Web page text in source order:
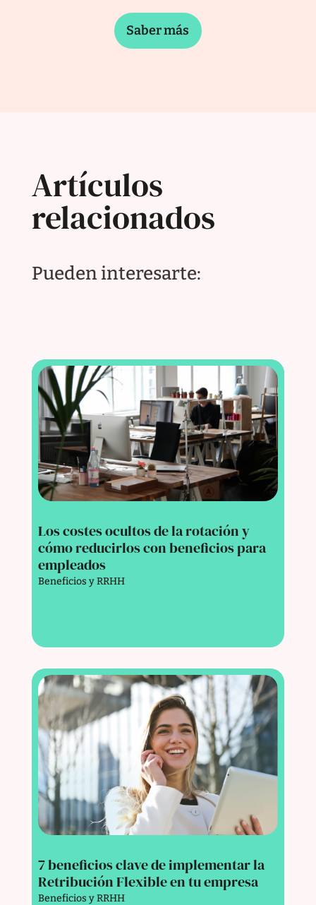
Saber más
Artículos
relacionados
Pueden interesarte:
Los costes ocultos de la rotación y
cómo reducirlos con beneficios para
empleados
Beneficios y RRHH
7 beneficios clave de implementar la
Retribución Flexible en tu empresa
Beneficios y RRHH